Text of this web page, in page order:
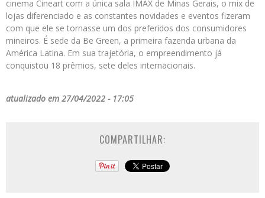
cinema Cineart com a única sala IMAX de Minas Gerais, o mix de
lojas diferenciado e as constantes novidades e eventos fizeram
com que ele se tornasse um dos preferidos dos consumidores
mineiros. É sede da Be Green, a primeira fazenda urbana da
América Latina. Em sua trajetória, o empreendimento já
conquistou 18 prêmios, sete deles internacionais.
atualizado em 27/04/2022 - 17:05
COMPARTILHAR: